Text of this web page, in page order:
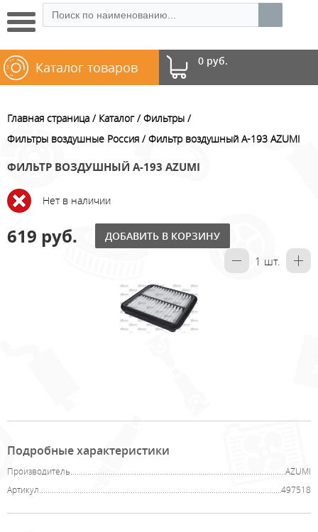
0 руб.
Каталог товаров
Главная страница Каталог
Фильтры
Фильтры воздушные Россия
Фильтр воздушный A-193 AZUMI
ФИЛЬТР ВОЗДУШНЫЙ A-193 AZUMI
Нет в наличии
619 руб. ДОБАВИТЬ В КОРЗИНУ
1 шт.
Подробные характеристики
Производитель
AZUMI
Артикул
497518